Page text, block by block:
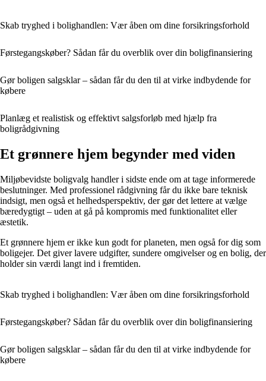
Skab tryghed i bolighandlen: Vær åben om dine forsikringsforhold
Førstegangskøber? Sådan får du overblik over din boligfinansiering
Gør boligen salgsklar – sådan får du den til at virke indbydende for
købere
Planlæg et realistisk og effektivt salgsforløb med hjælp fra
boligrådgivning
Et grønnere hjem begynder med viden
Miljøbevidste boligvalg handler i sidste ende om at tage informerede
beslutninger. Med professionel rådgivning får du ikke bare teknisk
indsigt, men også et helhedsperspektiv, der gør det lettere at vælge
bæredygtigt – uden at gå på kompromis med funktionalitet eller
æstetik.
Et grønnere hjem er ikke kun godt for planeten, men også for dig som
boligejer. Det giver lavere udgifter, sundere omgivelser og en bolig, der
holder sin værdi langt ind i fremtiden.
Skab tryghed i bolighandlen: Vær åben om dine forsikringsforhold
Førstegangskøber? Sådan får du overblik over din boligfinansiering
Gør boligen salgsklar – sådan får du den til at virke indbydende for
købere